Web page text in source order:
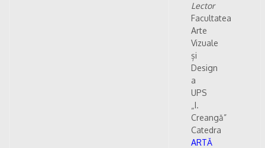
Lector
Facultatea
Arte
Vizuale
și
Design
a
UPS
„I.
Creangă”
Catedra
ARTĂ